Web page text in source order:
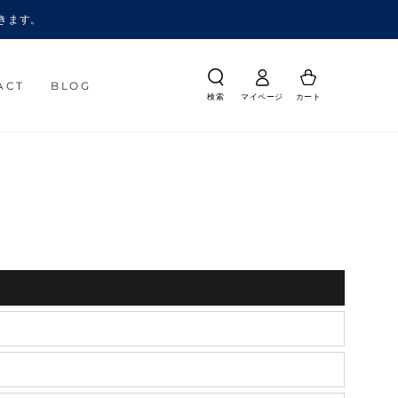
す。
BLOG
検索 マイページ カート